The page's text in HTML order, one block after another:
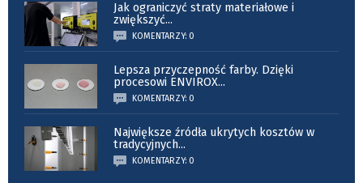
Jak ograniczyć straty materiałowe i
zwiększyć...
KOMENTARZY: 0
Lepsza przyczepność farby. Dzięki
procesowi ENVIROX...
KOMENTARZY: 0
Największe źródła ukrytych kosztów w
tradycyjnych...
KOMENTARZY: 0